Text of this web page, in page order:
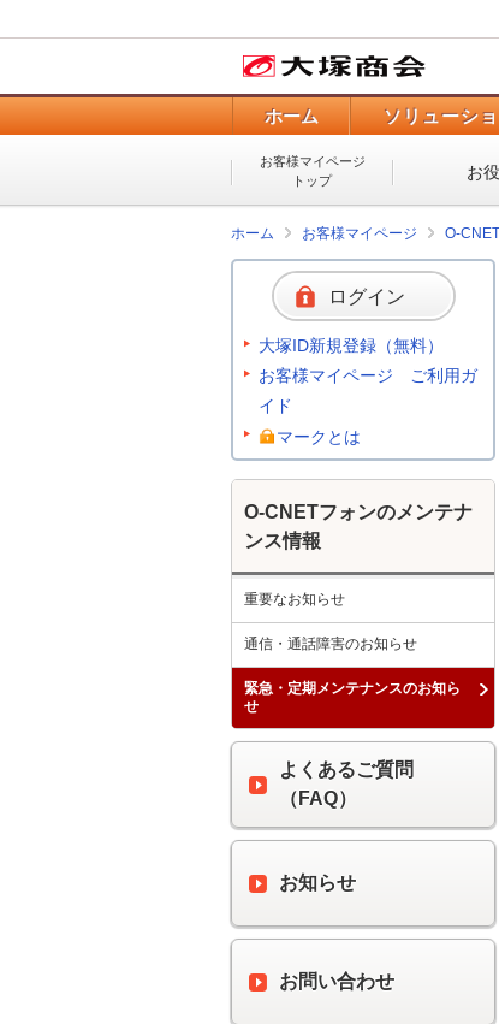
ホーム ソリューシ
お客様マイページ
トップ
お
ホーム お客様マイページ O-
ログイン
大塚ID新規登録（無料）
お客様マイページ ご利用ガ
イド
マークとは
O-CNETフォンのメンテナ
ンス情報
重要なお知らせ
通信・通話障害のお知らせ
緊急・定期メンテナンスのお知ら
せ
よくあるご質問
（FAQ）
お知らせ
お問い合わせ